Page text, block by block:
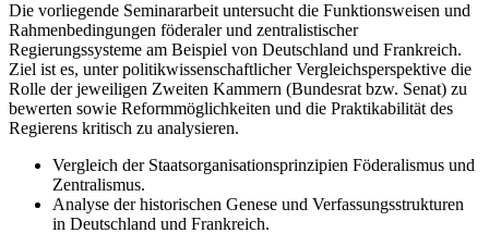
Die vorliegende Seminararbeit untersucht die Funktionsweisen und
Rahmenbedingungen föderaler und zentralistischer
Regierungssysteme am Beispiel von Deutschland und Frankreich.
Ziel ist es, unter politikwissenschaftlicher Vergleichsperspektive die
Rolle der jeweiligen Zweiten Kammern (Bundesrat bzw. Senat) zu
bewerten sowie Reformmöglichkeiten und die Praktikabilität des
Regierens kritisch zu analysieren.
Vergleich der Staatsorganisationsprinzipien Föderalismus und
Zentralismus.
Analyse der historischen Genese und Verfassungsstrukturen
in Deutschland und Frankreich.